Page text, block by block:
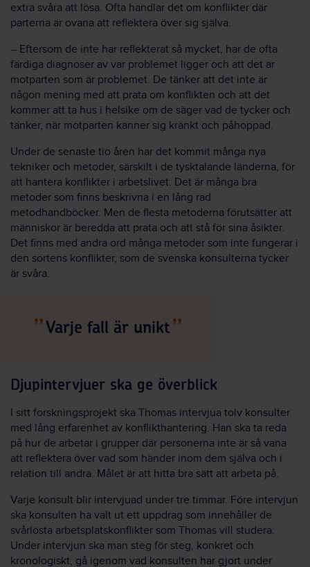
extra svåra att lösa. Ofta handlar det om konflikter där
parterna är ovana att reflektera över sig själva.
– Eftersom de inte har reflekterat så mycket, har de ofta
färdiga diagnoser av var problemet ligger och att det är
motparten som är problemet. De tänker att det inte är
någon mening med att prata om konflikten och att det
kommer att ta hus i helsike om de säger vad de tycker och
tänker, när motparten känner sig kränkt och påhoppad.
Under de senaste tio åren har det kommit många nya
tekniker och metoder, särskilt i de tysktalande länderna, för
att hantera konflikter i arbetslivet. Det är många bra
metoder som finns beskrivna i en lång rad
metodhandböcker. Men de flesta metoderna förutsätter att
människor är beredda att prata och att stå för sina åsikter.
Det finns med andra ord många metoder som inte fungerar i
den sortens konflikter, som de svenska konsulterna tycker
är svåra.
Varje fall är unikt
Djupintervjuer ska ge överblick
I sitt forskningsprojekt ska Thomas intervjua tolv konsulter
med lång erfarenhet av konflikthantering. Han ska ta reda
på hur de arbetar i grupper där personerna inte är så vana
att reflektera över vad som händer inom dem själva och i
relation till andra. Målet är att hitta bra sätt att arbeta på.
Varje konsult blir intervjuad under tre timmar. Före intervjun
ska konsulten ha valt ut ett uppdrag som innehåller de
svårlösta arbetsplatskonflikter som Thomas vill studera.
Under intervjun ska man steg för steg, konkret och
kronologiskt, gå igenom vad konsulten har gjort under